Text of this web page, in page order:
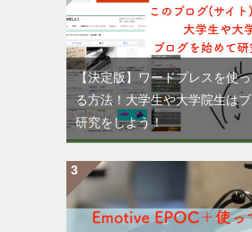
【決定版】ワードプレスを使
る方法！大学生や大学院生は
研究をしよう！